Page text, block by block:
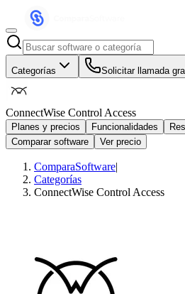
Categorías Solicitar llamada
ConnectWise Control Access
Planes y precios Funcionalidades
Comparar software
Ver precio
ComparaSoftware|
Categorías
ConnectWise Control Access